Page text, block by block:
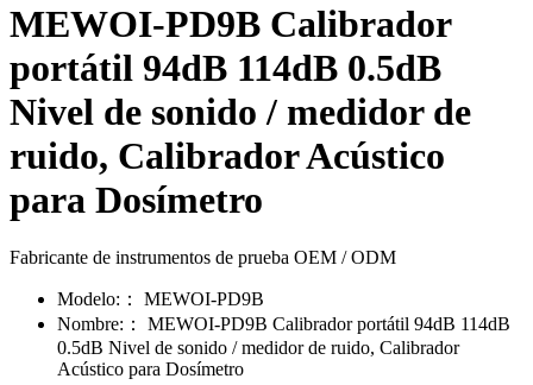
MEWOI-PD9B Calibrador
portátil 94dB 114dB 0.5dB
Nivel de sonido / medidor de
ruido, Calibrador Acústico
para Dosímetro
Fabricante de instrumentos de prueba OEM / ODM
Modelo:：
MEWOI-PD9B
Nombre:：
MEWOI-PD9B Calibrador portátil 94dB 114dB
0.5dB Nivel de sonido / medidor de ruido, Calibrador
Acústico para Dosímetro